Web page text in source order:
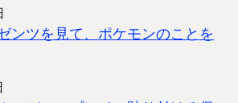
ンツを見て、ポケモンのことを